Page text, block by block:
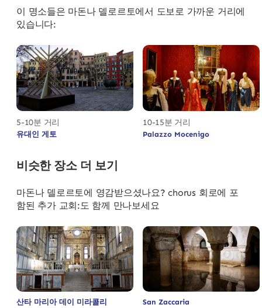
이 명소들은 마돈나 델로르토에서 도보로 가까운 거리에
있습니다:
5-10분 거리
유대인 게토
10-15분 거리
Palazzo Mocenigo
비슷한 장소 더 보기
마돈나 델로르토에 영감받으셨나요? chorus 회로에 포
함된 추가 교회:도 함께 만나보세요
산타 마리아 데이 미라콜리 San Zaccaria